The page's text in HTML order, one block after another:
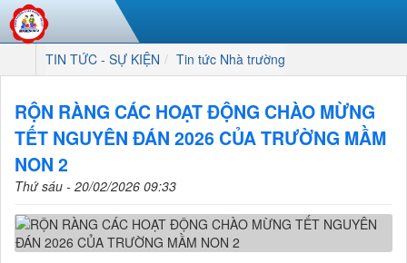
TIN TỨC - SỰ KIỆN Tin tức Nhà trường
RỘN RÀNG CÁC HOẠT ĐỘNG CHÀO MỪNG
TẾT NGUYÊN ĐÁN 2026 CỦA TRƯỜNG MẦM
NON 2
Thứ sáu - 20/02/2026 09:33